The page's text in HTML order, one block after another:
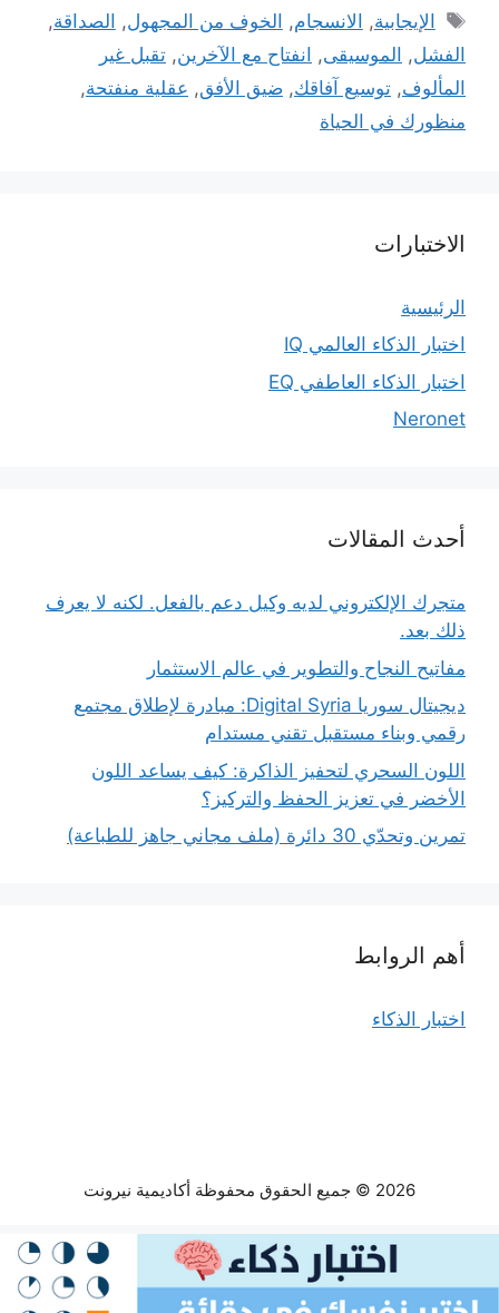
الوسوم
الإيجابية, الانسجام, الخوف من المجهول, الصداقة,
الفشل, الموسيقى, انفتاح مع الآخرين, تقبل غير
المألوف, توسيع آفاقك, ضيق الأفق, عقلية منفتحة,
منظورك في الحياة
الاختبارات
الرئيسية
اختبار الذكاء العالمي IQ
اختبار الذكاء العاطفي EQ
Neronet
أحدث المقالات
متجرك الإلكتروني لديه وكيل دعم بالفعل. لكنه لا يعرف
ذلك بعد.
مفاتيح النجاح والتطوير في عالم الاستثمار
ديجيتال سوريا Digital Syria: مبادرة لإطلاق مجتمع
رقمي وبناء مستقبل تقني مستدام
اللون السحري لتحفيز الذاكرة: كيف يساعد اللون
الأخضر في تعزيز الحفظ والتركيز؟
تمرين وتحدّي 30 دائرة (ملف مجاني جاهز للطباعة)
أهم الروابط
اختبار الذكاء
2026 © جميع الحقوق محفوظة أكاديمية نيرونت